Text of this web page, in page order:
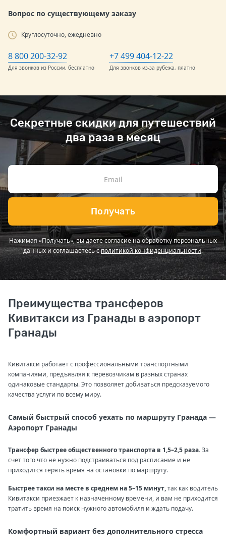
Вопрос по существующему заказу
Круглосуточно, ежедневно
8 800 200-32-92
Для звонков из России, бесплатно
+7 499 404-12-22
Для звонков из-за рубежа, платно
Секретные скидки для путешествий
два раза в месяц
Получать
Нажимая «Получать», вы даете согласие на обработку персональных
данных и соглашаетесь сполитикой конфиденциальности.
Преимущества трансферов
Кивитакси из Гранады в аэропорт
Гранады
Кивитакси работает с профессиональными транспортными
компаниями, предъявляя к перевозчикам в разных странах
одинаковые стандарты. Это позволяет добиваться предсказуемого
качества услуги по всему миру.
Самый быстрый способ уехать по маршруту Гранада —
Аэропорт Гранады
Трансфер быстрее общественного транспорта в 1,5–2,5 раза.За
счет того что не нужно подстраиваться под расписание и не
приходится терять время на остановки по маршруту.
Быстрее такси на месте в среднем на 5–15 минут,так как водитель
Кивитакси приезжает к назначенному времени, и вам не приходится
тратить время на поиск нужного автомобиля и ждать подачу.
Комфортный вариант без дополнительного стресса